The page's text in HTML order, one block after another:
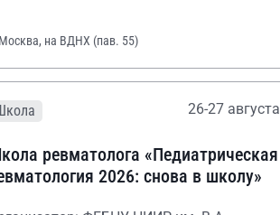
на ВДНХ (пав. 55)
26-27 августа
ревматолога «Педиатрическая
2026: снова в школу»